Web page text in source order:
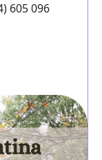
605 096